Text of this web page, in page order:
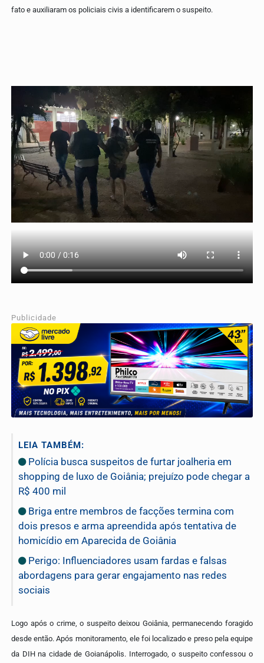
fato e auxiliaram os policiais civis a identificarem o suspeito.
Publicidade
LEIA TAMBÉM:
Polícia busca suspeitos de furtar joalheria em
shopping de luxo de Goiânia; prejuízo pode chegar a
R$ 400 mil
Briga entre membros de facções termina com
dois presos e arma apreendida após tentativa de
homicídio em Aparecida de Goiânia
Perigo: Influenciadores usam fardas e falsas
abordagens para gerar engajamento nas redes
sociais
Logo após o crime, o suspeito deixou Goiânia, permanecendo foragido
desde então. Após monitoramento, ele foi localizado e preso pela equipe
da DIH na cidade de Goianápolis. Interrogado, o suspeito confessou o